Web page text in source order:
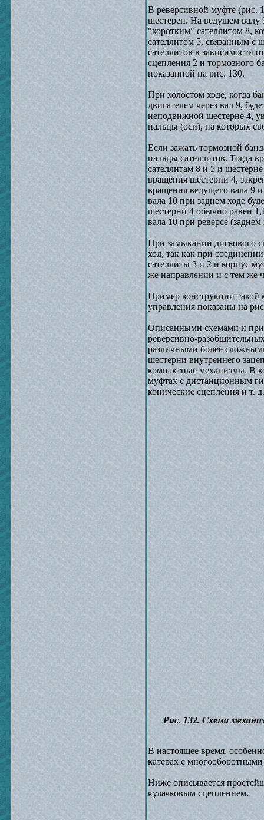
В реверсивной муфте (рис.
шестерен. На ведущем валу
"коротким" сателлитом 8,
сателлитом 5, связанным с
сателлитов в зависимости
сцепления 2 и тормозного
показанной на рис. 130.
При холостом ходе, когда
двигателем через вал 9,
неподвижной шестерне 4,
пальцы (оси), на которых
Если зажать тормозной
пальцы сателлитов. Тогда
сателлитам 8 и 5 и
вращения шестерни 4,
вращения ведущего вала 9
вала 10 при заднем ходе
шестерни 4 обычно равен
вала 10 при реверсе
При замыкании дискового
ход, так как при
сателлиты 3 и 2 и корпус
же направлении и с тем же
Пример конструкции такой
управления показаны на
Описанными схемами и
реверсивно-
различными более
шестерни внутреннего
компактные механизмы. В
муфтах с дистанционным
конические сцепления и т. д.
Рис. 132. Схема
В настоящее время,
катерах с
Ниже описывается
кулачковым сцеплением.